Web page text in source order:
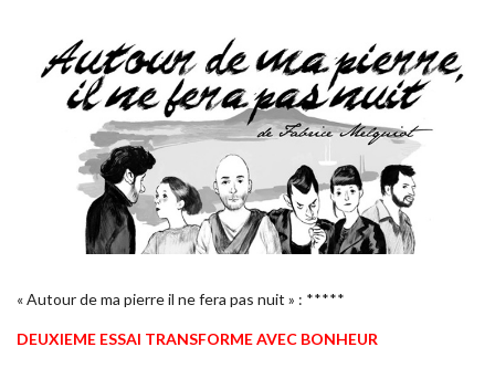
« Autour de ma pierre il ne fera pas nuit » : *****
DEUXIEME ESSAI TRANSFORME AVEC BONHEUR